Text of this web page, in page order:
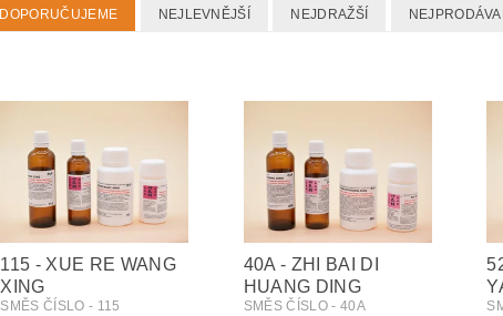
DOPORUČUJEME NEJLEVNĚJŠÍ NEJDRAŽŠÍ
115 - XUE RE WANG
XING
SMĚS ČÍSLO - 115
40A - ZHI BAI DI
HUANG DING
SMĚS ČÍSLO - 40A